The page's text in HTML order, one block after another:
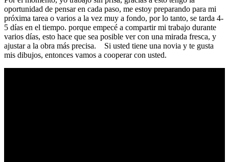
oportunidad de pensar en cada paso, me estoy preparando para mi
próxima tarea o varios a la vez muy a fondo, por lo tanto, se tarda 4-
5 días en el tiempo. porque empecé a compartir mi trabajo durante
varios días, esto hace que sea posible ver con una mirada fresca, y
ajustar a la obra más precisa. Si usted tiene una novia y te gusta
mis dibujos, entonces vamos a cooperar con usted.